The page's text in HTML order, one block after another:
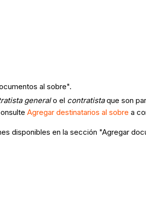
al sobre".
generalo el contratistaque son
Agregar destinatarios al sobre a
disponibles en la sección "Agregar